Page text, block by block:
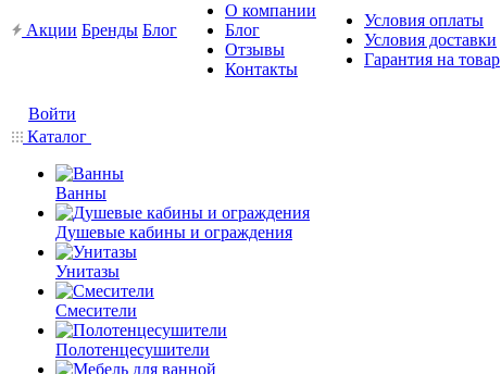
Акции Бренды Блог
О компании
Блог
Отзывы
Контакты
Условия оплаты
Условия доставки
Гарантия на товар
Войти
Каталог
Ванны
Душевые кабины и ограждения
Унитазы
Смесители
Полотенцесушители